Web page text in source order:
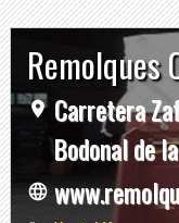
Remolques
Carretera
Bodonal de